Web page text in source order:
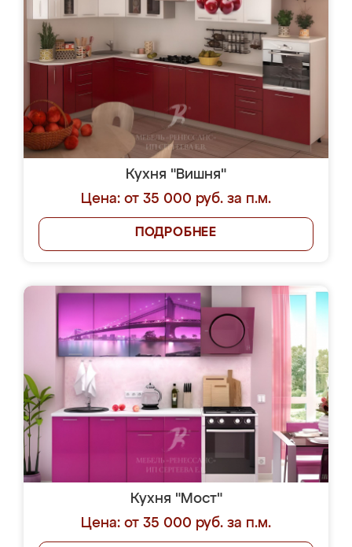
Кухня "Вишня"
Цена: от 35 000 руб. за п.м.
ПОДРОБНЕЕ
Кухня "Мост"
Цена: от 35 000 руб. за п.м.